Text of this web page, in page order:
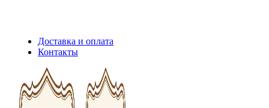
Доставка и оплата
Контакты